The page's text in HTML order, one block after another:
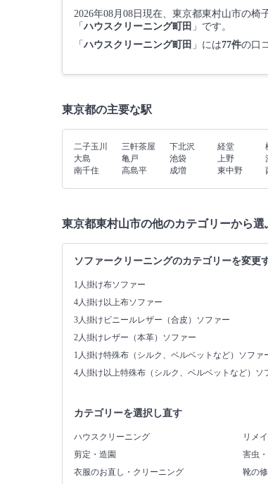
2026年08月08日現在、東京都東村山市の
「ハウスクリーニング町田 」です。
「ハウスクリーニング町田 」には77件の口
東京都の主要な駅
二子玉川 三軒茶屋 下北沢 経堂
大島
亀戸 池袋 上野
南千住
高島平 成増 東中野
東京都東村山市の他のカテゴリーから選
ソファークリーニングのカテゴリーを変更
1人掛け布ソファー
4人掛け以上布ソファー
3人掛けビニールレザー（合皮）ソファー
2人掛けレザー（本革）ソファー
1人掛け特殊布（シルク、ベルベットなど）ソファ
4人掛け以上特殊布（シルク、ベルベットなど）ソ
カテゴリーを選択し直す
ハウスクリーニング リメ
剪定・造園
害虫
衣服のお直し・クリーニング
靴の